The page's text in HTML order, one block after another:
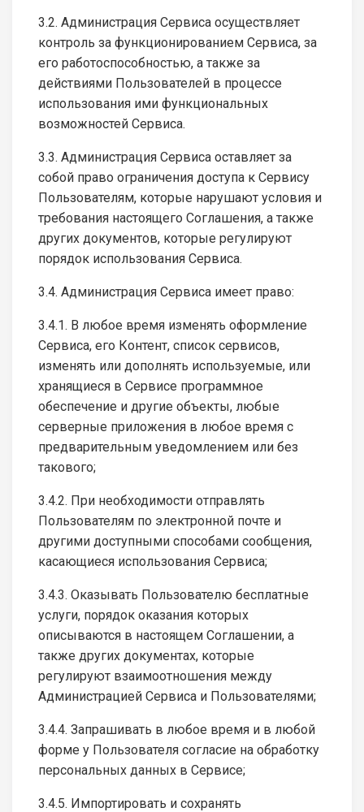
3.2. Администрация Сервиса осуществляет
контроль за функционированием Сервиса, за
его работоспособностью, а также за
действиями Пользователей в процессе
использования ими функциональных
возможностей Сервиса.
3.3. Администрация Сервиса оставляет за
собой право ограничения доступа к Сервису
Пользователям, которые нарушают условия и
требования настоящего Соглашения, а также
других документов, которые регулируют
порядок использования Сервиса.
3.4. Администрация Сервиса имеет право:
3.4.1. В любое время изменять оформление
Сервиса, его Контент, список сервисов,
изменять или дополнять используемые, или
хранящиеся в Сервисе программное
обеспечение и другие объекты, любые
серверные приложения в любое время с
предварительным уведомлением или без
такового;
3.4.2. При необходимости отправлять
Пользователям по электронной почте и
другими доступными способами сообщения,
касающиеся использования Сервиса;
3.4.3. Оказывать Пользователю бесплатные
услуги, порядок оказания которых
описываются в настоящем Соглашении, а
также других документах, которые
регулируют взаимоотношения между
Администрацией Сервиса и Пользователями;
3.4.4. Запрашивать в любое время и в любой
форме у Пользователя согласие на обработку
персональных данных в Сервисе;
3.4.5. Импортировать и сохранять